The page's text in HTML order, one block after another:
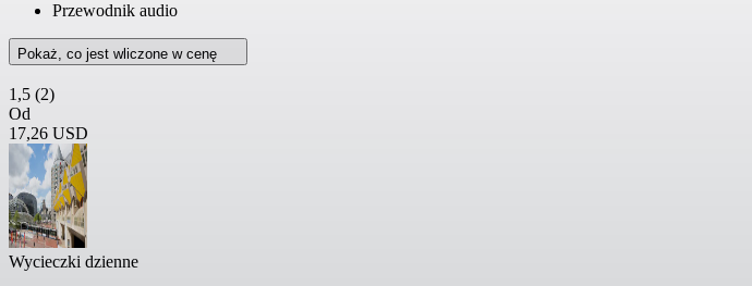
Przewodnik audio
Pokaż, co jest wliczone w cenę
1,5 (2)
Od
17,26 USD
Wycieczki dzienne